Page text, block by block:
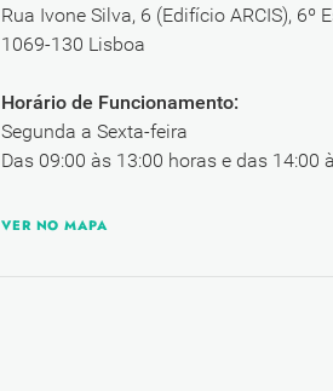
Rua Ivone Silva, 6 (Edifício ARCIS), 6º
1069-130 Lisboa
Horário de Funcionamento:
Segunda a Sexta-feira
Das 09:00 às 13:00 horas e das 14:00
VER NO MAPA